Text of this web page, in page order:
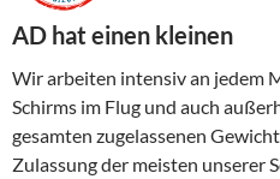
AD hat einen kleinen
Wir arbeiten intensiv an jedem
Schirms im Flug und auch
gesamten zugelassenen
Zulassung der meisten unserer